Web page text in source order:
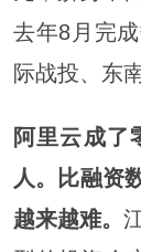
去年8月完
际战投、东
阿里云成了
人。比融资
越来越难。